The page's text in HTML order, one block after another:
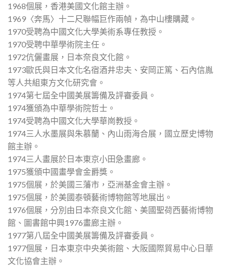
1968個展，香港美國文化館主辦。
1969〈奔馬〉十二尺聯幅巨作兩幀，為中山樓購藏。
1970受聘為中國文化大學美術系專任教授。
1970受聘中華學術院主任。
1972伉儷畫展，日本奈良文化館。
1973歐氏與日本文化名宿酒井忠夫、安岡正篤、石內信胤
等人共組東方文化研究會。
1974第七屆全中國美展籌備及評審委員。
1974獲頒為中華學術院哲士。
1974受聘為中國文化大學華崗教授。
1974三人水墨展與朱慕蘭、內山雨海合展，國立歷史博物
館主辦。
1974三人畫展於日本東京小田急畫廊。
1975獲頒中國畫學會金爵獎。
1975個展，於美國三藩市，亞洲基金會主辦。
1975個展，於美國泰頓藝術博物館等地展出。
1976個展，分別由日本奈良文化館、美國聖荷西藝術博物
館、圖書館中興1976畫廊主辦。
1977第八屆全中國美展籌備及評審委員。
1977個展，日本東京中央美術館、大阪國際貿易中心日華
文化協會主辦。